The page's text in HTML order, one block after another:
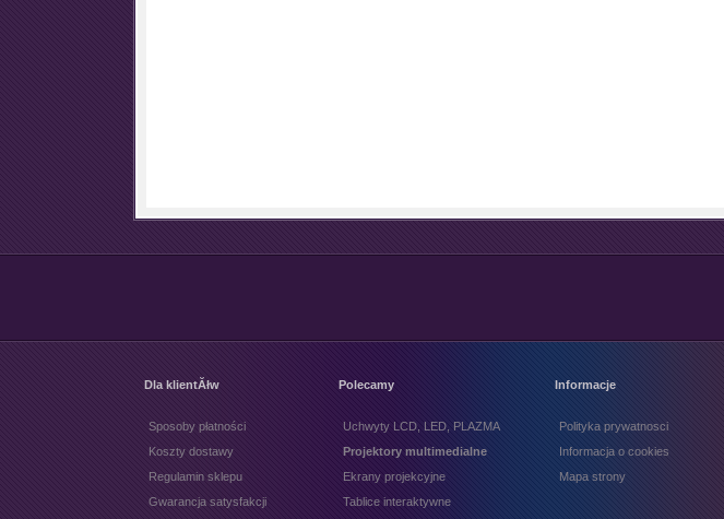
Dla klientĂłw
Sposoby płatności
Koszty dostawy
Regulamin sklepu
Gwarancja satysfakcji
Polecamy
Uchwyty LCD, LED, PLAZMA
Projektory multimedialne
Ekrany projekcyjne
Tablice interaktywne
Informacje
Polityka prywatnosci
Informacja o cookies
Mapa strony